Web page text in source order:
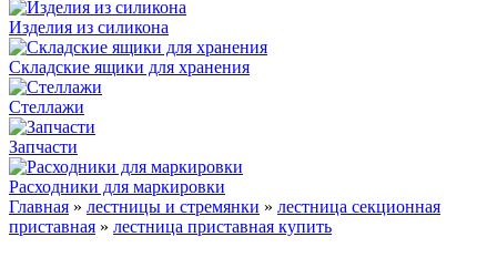
Изделия из силикона
Складские ящики для хранения
Стеллажи
Запчасти
Расходники для маркировки
Главная » лестницы и стремянки » лестница секционная
приставная » лестница приставная купить